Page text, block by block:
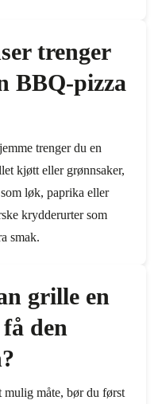
trenger
BBQ-pizza
trenger du en
kjøtt eller grønnsaker,
løk, paprika eller
krydderurter som
smak.
grille en
den
måte, bør du først